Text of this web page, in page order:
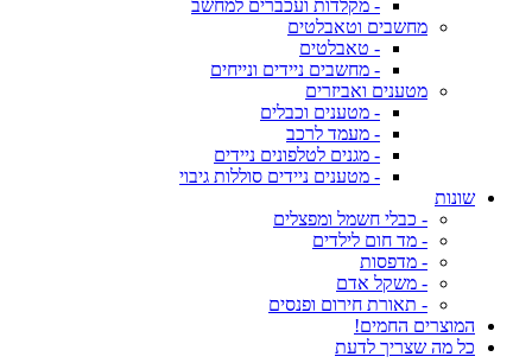
- מקלדות ועכברים למחשב
מחשבים וטאבלטים
- טאבלטים
- מחשבים ניידים ונייחים
מטענים ואביזרים
- מטענים וכבלים
- מעמד לרכב
- מגנים לטלפונים ניידים
- מטענים ניידים סוללות גיבוי
שונות
- כבלי חשמל ומפצלים
- מד חום לילדים
- מדפסות
- משקל אדם
- תאורת חירום ופנסים
המוצרים החמים!
כל מה שצריך לדעת